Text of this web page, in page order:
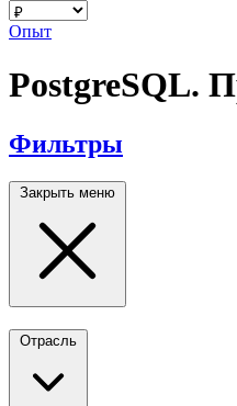
Опыт
PostgreSQL.
Фильтры
Закрыть меню
Отрасль